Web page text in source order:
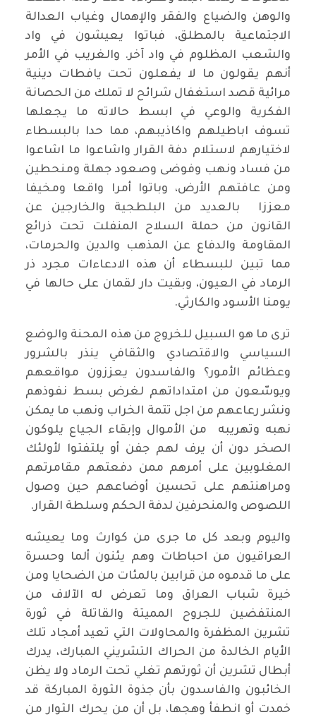
والوهن والضياع والفقر والإهمال وغياب العدالة
الاجتماعية بالمطلق، فباتوا يعيشون في واد
والشعب المظلوم في واد آخر. والغريب في الأمر
أنهم يقولون ما لا يفعلون تحت يافطات دينية
مرائية قصد استغفال شرائح لا تملك من الحصانة
الفكرية والوعي في ابسط حالاته ما يجعلها
تسوف اباطيلهم واكاذيبهم، مما حدا بالبسطاء
لاختيارهم لاستلام دفة القرار واشاعوا ما اشاعوا
من فساد ونهب وفوضى وصعود جهلة ومنحطين
ومن عافتهم الأرض، وباتوا أمرا واقعا ومخيفا
معززا بالعديد من البلطجية والخارجين عن
القانون من حملة السلاح المنفلت تحت ذرائع
المقاومة والدفاع عن المذهب والدين والحرمات،
مما تبين للبسطاء أن هذه الادعاءات مجرد ذر
الرماد في العيون، وبقيت دار لقمان على حالها في
يومنا الأسود والكارثي.
ترى ما هو السبيل للخروج من هذه المحنة والوضع
السياسي والاقتصادي والثقافي ينذر بالشرور
وعظائم الأمور؟ والفاسدون يعززون مواقعهم
ويوسّعون من امتداداتهم لغرض بسط نفوذهم
ونشر رعاعهم من اجل تتمة الخراب ونهب ما يمكن
نهبه وتهريبه من الأموال وإبقاء الجياع يلوكون
الصخر دون أن يرف لهم جفن أو يلتفتوا لأولئك
المغلوبين على أمرهم ممن دفعتهم مقامرتهم
ومراهنتهم على تحسين أوضاعهم حين وصول
اللصوص والمنحرفين لدفة الحكم وسلطة القرار.
واليوم وبعد كل ما جرى من كوارث وما يعيشه
العراقيون من احباطات وهم يئنون ألما وحسرة
على ما قدموه من قرابين بالمئات من الضحايا ومن
خيرة شباب العراق وما تعرض له الآلاف من
المنتفضين للجروح المميتة والقاتلة في ثورة
تشرين المظفرة والمحاولات التي تعيد أمجاد تلك
الأيام الخالدة من الحراك التشريني المبارك، يدرك
أبطال تشرين أن ثورتهم تغلي تحت الرماد ولا يظن
الخائبون والفاسدون بأن جذوة الثورة المباركة قد
خمدت أو انطفأ وهجها، بل أن من يحرك الثوار من